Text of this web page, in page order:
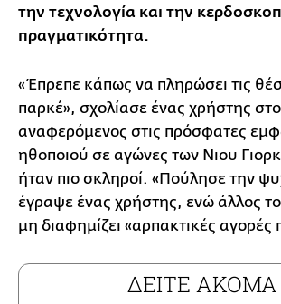
την τεχνολογία και την
πραγματικότητα.
«Έπρεπε κάπως να πληρώσει τις
παρκέ», σχολίασε ένας χρήστης
αναφερόμενος στις πρόσφατες
ηθοποιού σε αγώνες των Νιου
ήταν πιο σκληροί. «Πούλησε την
έγραψε ένας χρήστης, ενώ άλλος
μη διαφημίζει «αρπακτικές
ΔΕΙΤΕ ΑΚΟΜΑ